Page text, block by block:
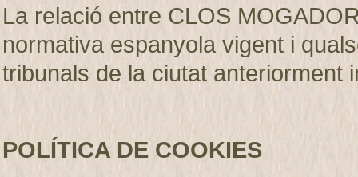
La relació entre CLOS
normativa espanyola vigent i
tribunals de la ciutat anteriorment
POLÍTICA DE COOKIES